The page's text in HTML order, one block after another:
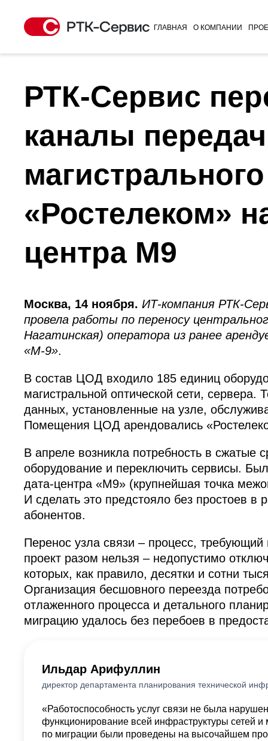
ГЛАВНАЯ О КОМПАНИИ
РТК-Сервис
каналы
«Ростелеком»
центра М9
Москва, 14 ноября. ИТ-компания РТК-
провела работы по переносу
Нагатинская) оператора из ранее
«М-9».
В состав ЦОД входило 185 единиц
магистральной оптической сети,
данных, установленные на узле,
Помещения ЦОД арендовались
В апреле возникла потребность в сжатые
оборудование и переключить сервисы.
дата-центра «М9» (крупнейшая точка
И сделать это предстояло без простоев в
абонентов.
Перенос узла связи – процесс,
проект разом нельзя – недопустимо
которых, как правило, десятки и сотни
Организация бесшовного переезда
отлаженного процесса и детального
миграцию удалось без перебоев в
Ильдар Арифуллин
директор департамента планирования технической
«Работоспособность услуг связи не была
функционирование всей инфраструктуры сетей
по миграции были проведены на высочайшем